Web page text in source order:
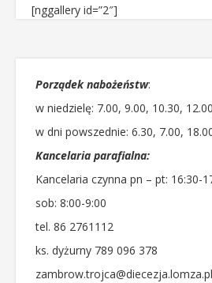
[nggallery id=”2″]
Porządek nabożeństw:
w niedzielę: 7.00, 9.00, 10.30,
w dni powszednie: 6.30, 7.00,
Kancelaria parafialna:
Kancelaria czynna pn – pt: 16:30-
sob: 8:00-9:00
tel. 86 2761112
ks. dyżurny 789 096 378
zambrow.trojca@diecezja.lomza.pl